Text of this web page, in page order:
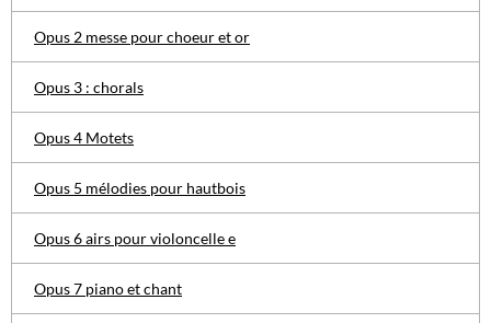
Opus 2 messe pour choeur et or
Opus 3 : chorals
Opus 4 Motets
Opus 5 mélodies pour hautbois
Opus 6 airs pour violoncelle e
Opus 7 piano et chant